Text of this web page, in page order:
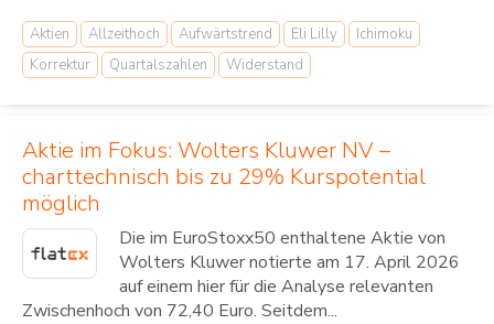
Aktien Allzeithoch Aufwärtstrend Eli Lilly
Ichimoku
Korrektur
Quartalszahlen Widerstand
Aktie im Fokus: Wolters Kluwer NV –
charttechnisch bis zu 29% Kurspotential
möglich
Die im EuroStoxx50 enthaltene Aktie von
Wolters Kluwer notierte am 17. April 2026
auf einem hier für die Analyse relevanten
Zwischenhoch von 72,40 Euro. Seitdem...